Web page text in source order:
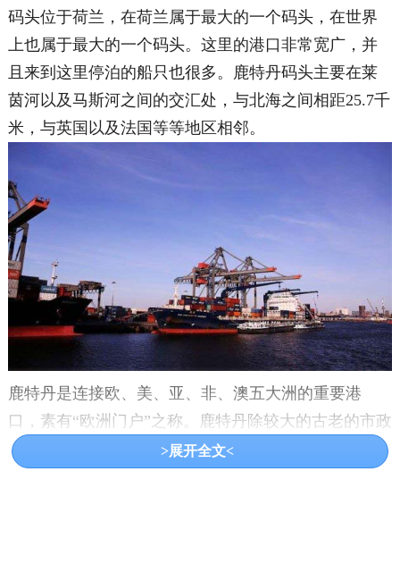
码头位于荷兰，在荷兰属于最大的一个码头，在世界
上也属于最大的一个码头。这里的港口非常宽广，并
且来到这里停泊的船只也很多。鹿特丹码头主要在莱
茵河以及马斯河之间的交汇处，与北海之间相距25.7千
米，与英国以及法国等等地区相邻。
鹿特丹是连接欧、美、亚、非、澳五大洲的重要港
口，素有“欧洲门户”之称。鹿特丹除较大的古老的市政
厅外，著名建筑都是现代化的，因此，被誉为“欧洲较
>展开全文<